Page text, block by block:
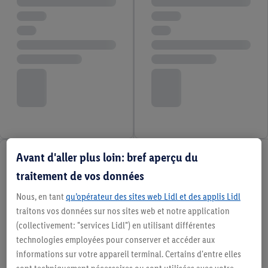
Avant d'aller plus loin: bref aperçu du
traitement de vos données
Nous, en tant qu’opérateur des sites web Lidl et des applis Lidl
traitons vos données sur nos sites web et notre application
(collectivement: "services Lidl") en utilisant différentes
technologies employées pour conserver et accéder aux
informations sur votre appareil terminal. Certains d'entre elles